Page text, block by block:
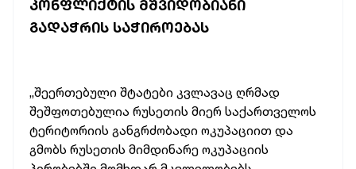
ᲙᲝᲜᲤᲚᲘᲥᲢᲘᲡ ᲛᲨᲕᲘᲓᲝᲑᲘᲐᲜᲘ
ᲒᲐᲓᲐᲭᲠᲘᲡ ᲡᲐᲭᲘᲠᲝᲔᲑᲐᲡ
„შეერთებული შტატები კვლავაც ღრმად
შეშფოთებულია რუსეთის მიერ საქართველოს
ტერიტორიის განგრძობადი ოკუპაციით და
გმობს რუსეთის მიმდინარე ოკუპაციის